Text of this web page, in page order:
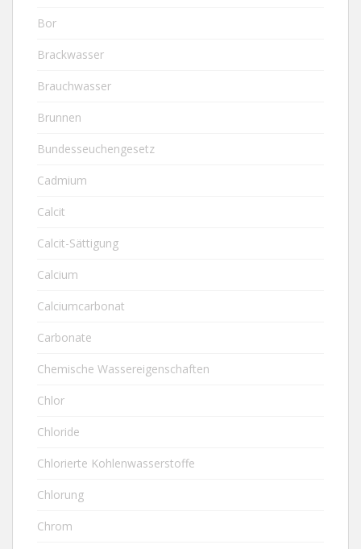
Bor
Brackwasser
Brauchwasser
Brunnen
Bundesseuchengesetz
Cadmium
Calcit
Calcit-Sättigung
Calcium
Calciumcarbonat
Carbonate
Chemische Wassereigenschaften
Chlor
Chloride
Chlorierte Kohlenwasserstoffe
Chlorung
Chrom